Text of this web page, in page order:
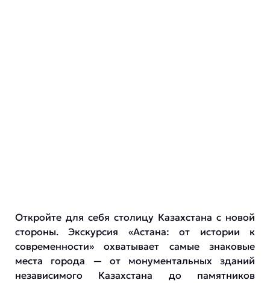
Откройте для себя столицу Казахстана с новой
стороны. Экскурсия «Астана: от истории к
современности» охватывает самые знаковые
места города — от монументальных зданий
независимого Казахстана до памятников